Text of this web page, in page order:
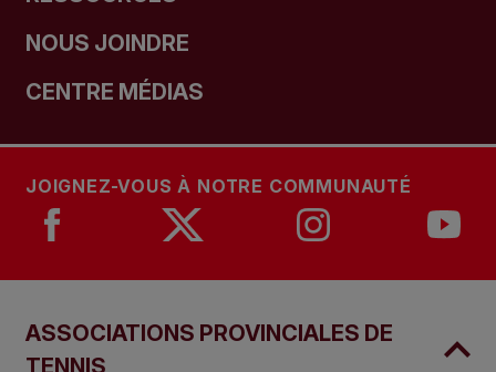
NOUS JOINDRE
CENTRE MÉDIAS
JOIGNEZ-VOUS À NOTRE COMMUNAUTÉ
ASSOCIATIONS PROVINCIALES DE
TENNIS